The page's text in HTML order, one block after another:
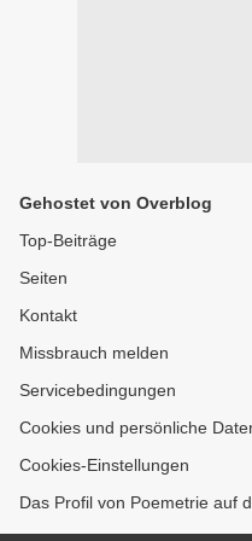
Gehostet von Overblog
Top-Beiträge
Seiten
Kontakt
Missbrauch melden
Servicebedingungen
Cookies und persönliche
Cookies-Einstellungen
Das Profil von Poemetrie auf